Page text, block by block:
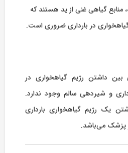
گیاهی غنی از ید هستند که
در بارداری ضروری است.
بین داشتن رژیم گیاهخواری در
و شیردهی سالم وجود ندارد.
یک رژیم گیاهخواری بارداری
پزشک می‌باشد.